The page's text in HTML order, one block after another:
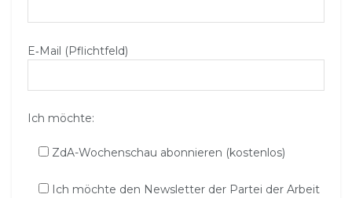
E‑Mail (Pflichtfeld)
Ich möchte:
ZdA-Wochenschau abonnieren (kostenlos)
Ich möchte den Newsletter der Partei der Arbeit